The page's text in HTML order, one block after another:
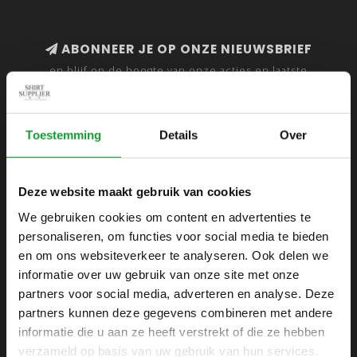
Toestemming Details Over
Deze website maakt gebruik van cookies
We gebruiken cookies om content en advertenties te
personaliseren, om functies voor social media te bieden
en om ons websiteverkeer te analyseren. Ook delen we
informatie over uw gebruik van onze site met onze
partners voor social media, adverteren en analyse. Deze
partners kunnen deze gegevens combineren met andere
informatie die u aan ze heeft verstrekt of die ze hebben
verzameld op basis van uw gebruik van hun services.
ABONNEER JE OP ONZE NIEUWSBRIEF
en blijf op de hoogte van onze acties en laatste
SHIRTSUPPLIER.NL
Webshop voor mannen
Zijlijnstraat 24
1433 DC
+31 6 42 52 32 80
+31 6 42 52 32 80